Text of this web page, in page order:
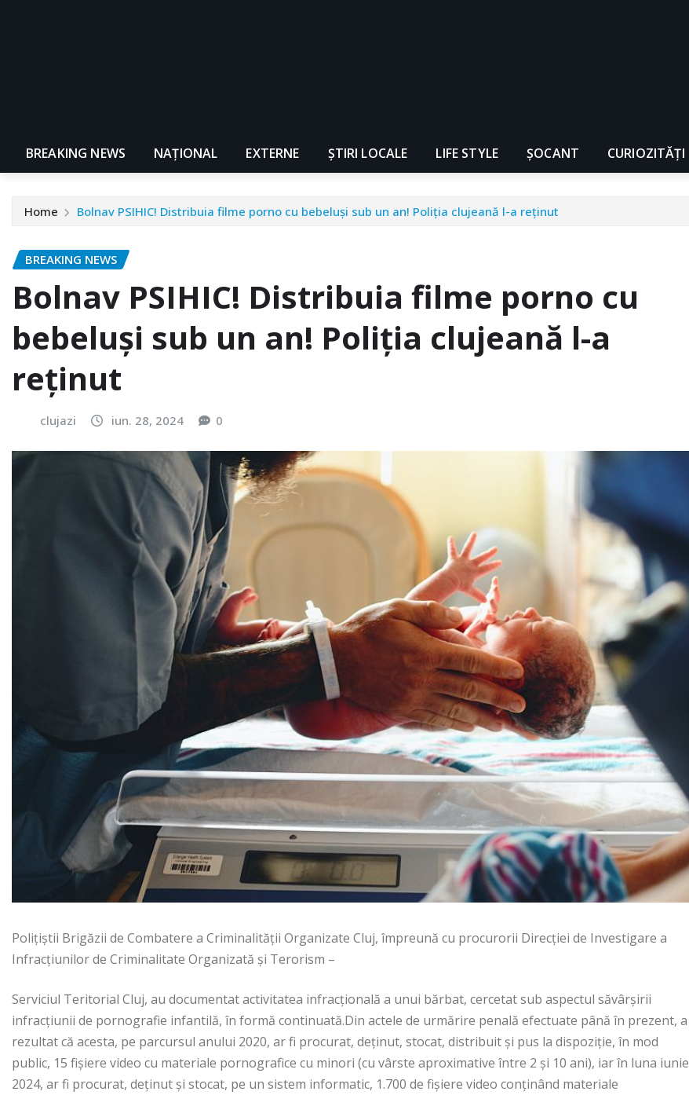
BREAKING NEWS NAŢIONAL EXTERNE ȘTIRI LOCALE LIFE STYLE ȘOCANT CURIOZITĂȚI
Home Bolnav PSIHIC! Distribuia filme porno cu bebeluși sub un an! Poliția clujeană l-a reținut
BREAKING NEWS
Bolnav PSIHIC! Distribuia filme porno cu
bebeluși sub un an! Poliția clujeană l-a
reținut
clujazi iun. 28, 2024 0
Polițiștii Brigăzii de Combatere a Criminalității Organizate Cluj, împreună cu procurorii Direcției de Investigare a
Infracțiunilor de Criminalitate Organizată și Terorism –
Serviciul Teritorial Cluj, au documentat activitatea infracțională a unui bărbat, cercetat sub aspectul săvârșirii
infracțiunii de pornografie infantilă, în formă continuată.Din actele de urmărire penală efectuate până în prezent, a
rezultat că acesta, pe parcursul anului 2020, ar fi procurat, deținut, stocat, distribuit și pus la dispoziție, în mod
public, 15 fișiere video cu materiale pornografice cu minori (cu vârste aproximative între 2 și 10 ani), iar în luna iunie
2024, ar fi procurat, deţinut și stocat, pe un sistem informatic, 1.700 de fișiere video conținând materiale